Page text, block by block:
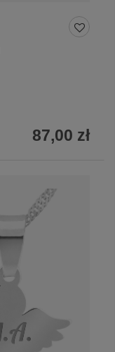
87,00 zł